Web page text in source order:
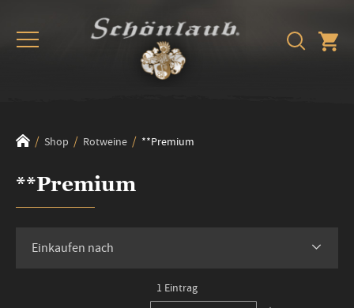
Shop Rotweine **Premium
**Premium
1 Eintrag
Einkaufen nach